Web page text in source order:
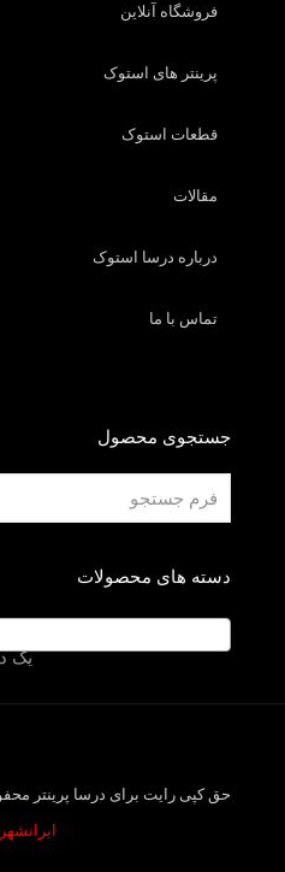
فروشگاه آنلاین
پرینتر های استوک
قطعات استوک
مقالات
درباره درسا استوک
تماس با ما
جستجوی محصول
دسته های محصولات
یک
حق کپی رایت برای درسا پرینتر